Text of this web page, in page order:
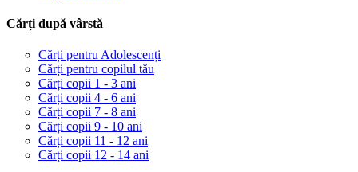
Cărți după vârstă
Cărți pentru Adolescenți
Cărți pentru copilul tău
Cărți copii 1 - 3 ani
Cărți copii 4 - 6 ani
Cărți copii 7 - 8 ani
Cărți copii 9 - 10 ani
Cărți copii 11 - 12 ani
Cărți copii 12 - 14 ani